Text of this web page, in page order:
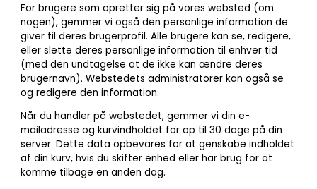
For brugere som opretter sig på vores websted (om
nogen), gemmer vi også den personlige information de
giver til deres brugerprofil. Alle brugere kan se, redigere,
eller slette deres personlige information til enhver tid
(med den undtagelse at de ikke kan ændre deres
brugernavn). Webstedets administratorer kan også se
og redigere den information.
Når du handler på webstedet, gemmer vi din e-
mailadresse og kurvindholdet for op til 30 dage på din
server. Dette data opbevares for at genskabe indholdet
af din kurv, hvis du skifter enhed eller har brug for at
komme tilbage en anden dag.